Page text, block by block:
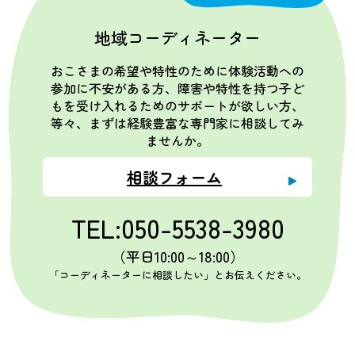
地域コーディネーター
おこさまの希望や特性のために体験活動への
参加に不安がある方、障害や特性を持つ子ど
もを受け入れるためのサポートが欲しい方、
等々、まずは経験豊富な専門家に相談してみ
ませんか。
相談フォーム
TEL:050-5538-3980
（平日10:00～18:00）
「コーディネーターに相談したい」とお伝えください。